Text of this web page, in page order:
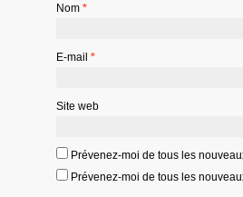
Nom *
E-mail *
Site web
Prévenez-moi de tous les
Prévenez-moi de tous les